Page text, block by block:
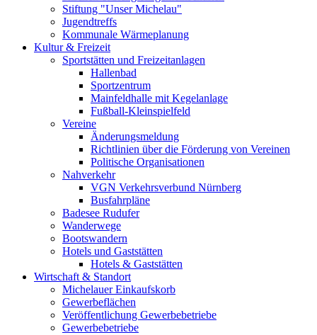
Stiftung "Unser Michelau"
Jugendtreffs
Kommunale Wärmeplanung
Kultur & Freizeit
Sportstätten und Freizeitanlagen
Hallenbad
Sportzentrum
Mainfeldhalle mit Kegelanlage
Fußball-Kleinspielfeld
Vereine
Änderungsmeldung
Richtlinien über die Förderung von Vereinen
Politische Organisationen
Nahverkehr
VGN Verkehrsverbund Nürnberg
Busfahrpläne
Badesee Rudufer
Wanderwege
Bootswandern
Hotels und Gaststätten
Hotels & Gaststätten
Wirtschaft & Standort
Michelauer Einkaufskorb
Gewerbeflächen
Veröffentlichung Gewerbebetriebe
Gewerbebetriebe